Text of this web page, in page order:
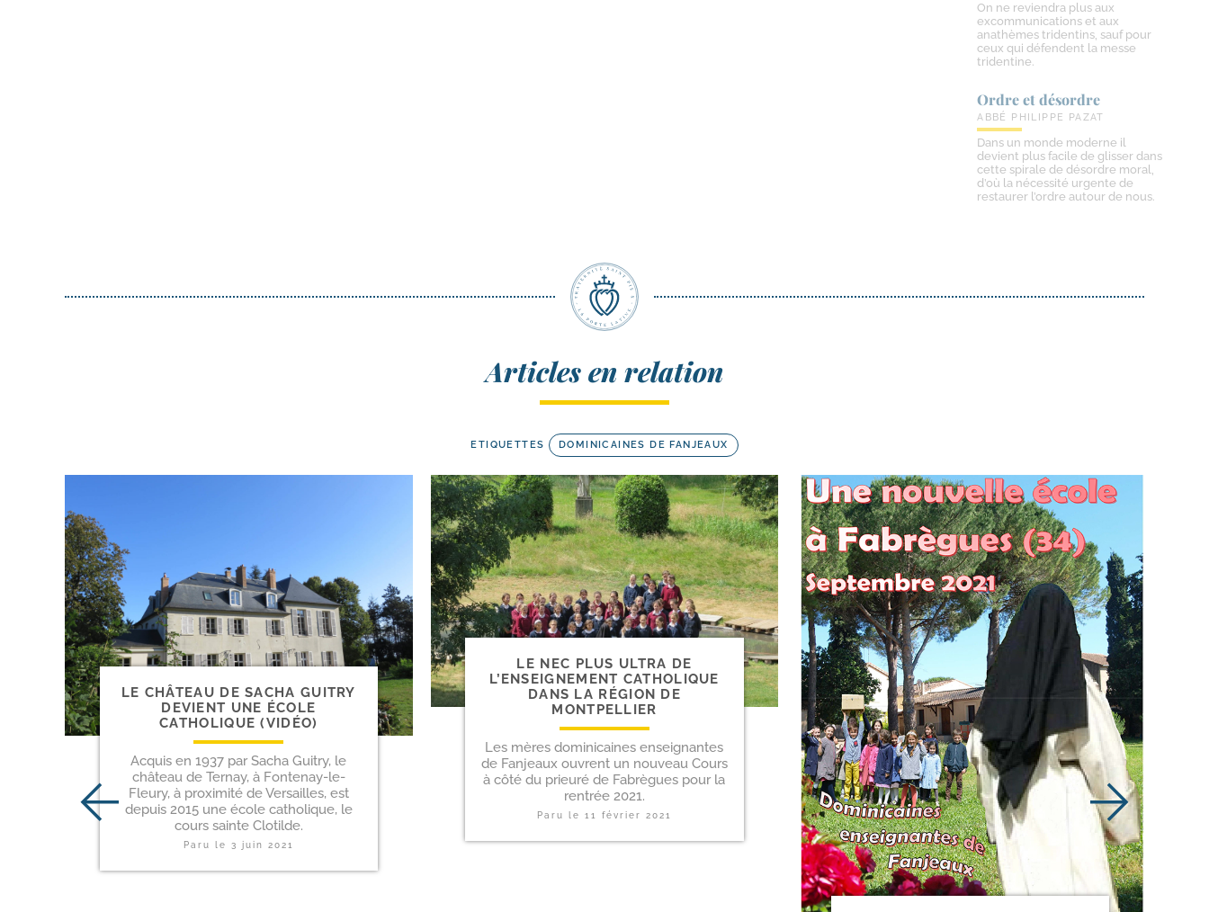
On ne reviendra plus aux
excommunications et aux
anathèmes tridentins, sauf pour
ceux qui défendent la messe
tridentine.
Ordre et désordre
ABBÉ PHILIPPE PAZAT
Dans un monde moderne il
devient plus facile de glisser dans
cette spirale de désordre moral,
d’où la nécessité urgente de
restaurer l’ordre autour de nous.
Articles en relation
ETIQUETTES DOMINICAINES DE FANJEAUX
LE CHÂTEAU DE SACHA GUITRY
DEVIENT UNE ÉCOLE
CATHOLIQUE (VIDÉO)
Acquis en 1937 par Sacha Guitry, le
château de Ternay, à Fontenay-le-
Fleury, à proximité de Versailles, est
depuis 2015 une école catholique, le
cours sainte Clotilde.
Paru le 3 juin 2021
LE NEC PLUS ULTRA DE
L’ENSEIGNEMENT CATHOLIQUE
DANS LA RÉGION DE
MONTPELLIER
Les mères dominicaines enseignantes
de Fanjeaux ouvrent un nouveau Cours
à côté du prieuré de Fabrègues pour la
rentrée 2021.
Paru le 11 février 2021